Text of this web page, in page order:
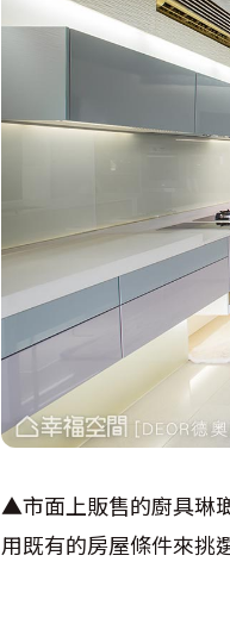
▲市面上販售的廚具琳
用既有的房屋條件來挑